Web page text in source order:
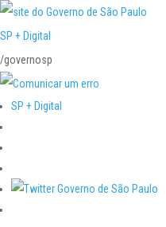
SP + Digital
/governosp
SP + Digital